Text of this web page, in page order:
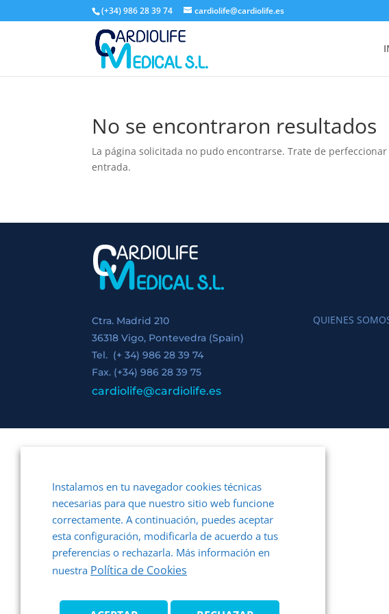
(+34) 986 28 39 74 cardiolife@cardiolife.es
No se encontraron resultados
La página solicitada no pudo encontrarse. Trate de
entrada.
Ctra. Madrid 210
36318 Vigo, Pontevedra (Spain)
Tel. (+ 34) 986 28 39 74
Fax. (+34) 986 28 39 75
cardiolife@cardiolife.es
QUIENES
Instalamos en tu navegador cookies técnicas
necesarias para que nuestro sitio web funcione
correctamente. A continuación, puedes aceptar
esta configuración, modificarla de acuerdo a tus
preferencias o rechazarla. Más información en
nuestra Política de Cookies